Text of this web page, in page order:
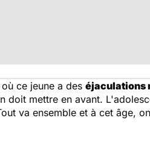
ce jeune a des éjaculations
doit mettre en avant.
va ensemble et à cet âge,